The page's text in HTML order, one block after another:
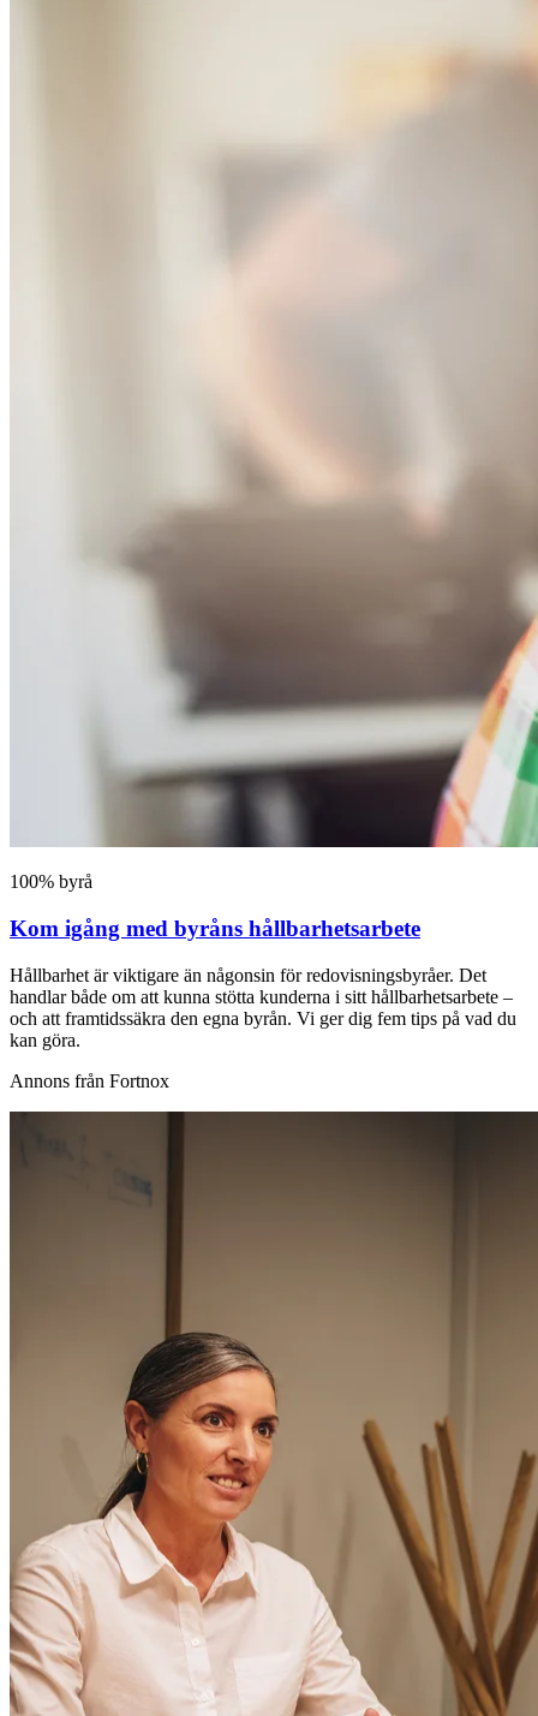
100% byrå
Kom igång med byråns hållbarhetsarbete
Hållbarhet är viktigare än någonsin för redovisningsbyråer. Det
handlar både om att kunna stötta kunderna i sitt hållbarhetsarbete –
och att framtidssäkra den egna byrån. Vi ger dig fem tips på vad du
kan göra.
Annons från Fortnox